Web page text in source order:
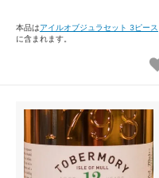
本品はアイルオブジュラセット 3ピース
に含まれます。